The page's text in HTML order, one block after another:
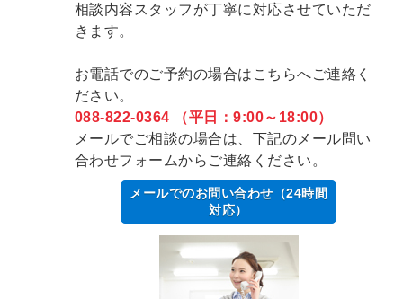
相談内容スタッフが丁寧に対応させていただ
きます。
お電話でのご予約の場合はこちらへご連絡く
ださい。
088-822-0364 （平日：9:00～18:00）
メールでご相談の場合は、下記のメール問い
合わせフォームからご連絡ください。
メールでのお問い合わせ（24時間
対応）